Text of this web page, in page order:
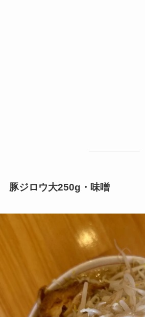
豚ジロウ大250g・味噌